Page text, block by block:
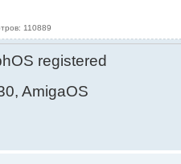
110889
registered
AmigaOS